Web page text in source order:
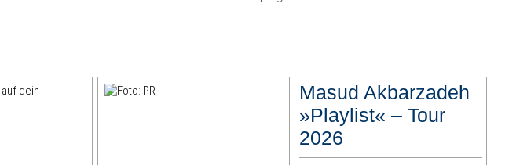
Masud Akbarzadeh
»Playlist« – Tour
2026